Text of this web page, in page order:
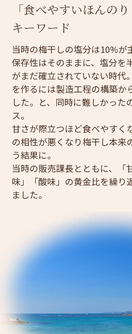
「食べやすいほんの
キーワード
当時の梅干しの塩分は10%が
保存性はそのままに、塩分を
がまだ確立されていない時代
を作るには製造工程の構築か
した。と、同時に難しかった
ス。
甘さが際立つほど食べやすく
の相性が悪くなり梅干し本来
う結果に。
当時の販売課長とともに、「
味」「酸味」の黄金比を繰り
ました。